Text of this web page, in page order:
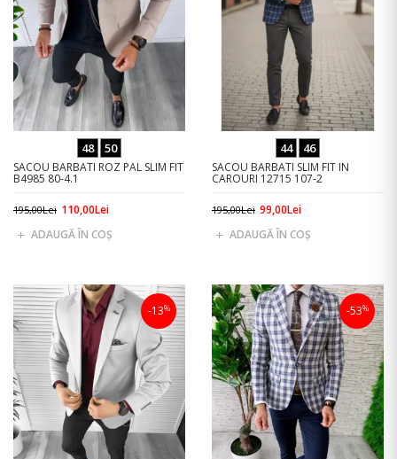
48 50
SACOU BARBATI ROZ PAL SLIM FIT
B4985 80-4.1
195,00Lei 110,00Lei
ADAUGĂ ÎN COŞ
44 46
SACOU BARBATI SLIM FIT IN
CAROURI 12715 107-2
195,00Lei 99,00Lei
ADAUGĂ ÎN COŞ
-13% -53%